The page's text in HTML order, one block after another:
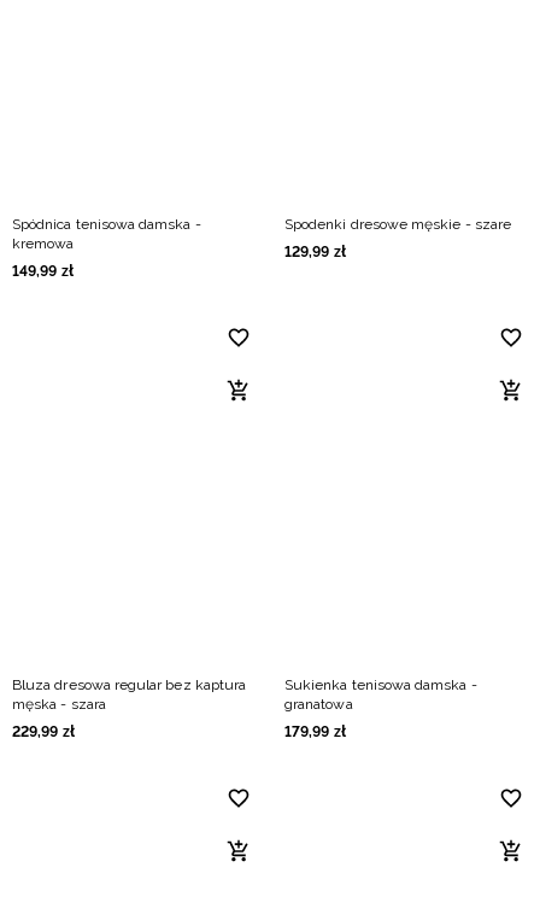
Spódnica tenisowa damska -
kremowa
149,99 zł
Spodenki dresowe męskie - szare
129,99 zł
Bluza dresowa regular bez kaptura
męska - szara
229,99 zł
Sukienka tenisowa damska -
granatowa
179,99 zł